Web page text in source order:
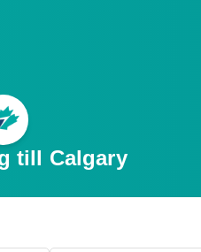
till Calgary